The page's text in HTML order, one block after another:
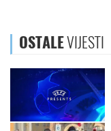
OSTALEVIJESTI